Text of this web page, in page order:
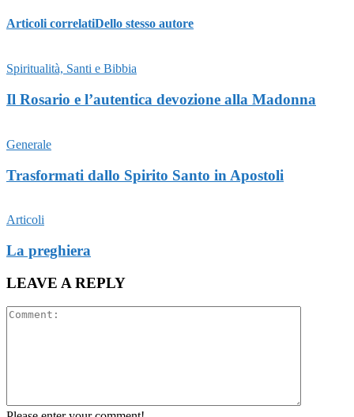
Articoli correlatiDello stesso autore
Spiritualità, Santi e Bibbia
Il Rosario e l’autentica devozione alla Madonna
Generale
Trasformati dallo Spirito Santo in Apostoli
Articoli
La preghiera
LEAVE A REPLY